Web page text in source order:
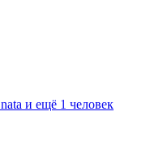
nata и ещё 1 человек